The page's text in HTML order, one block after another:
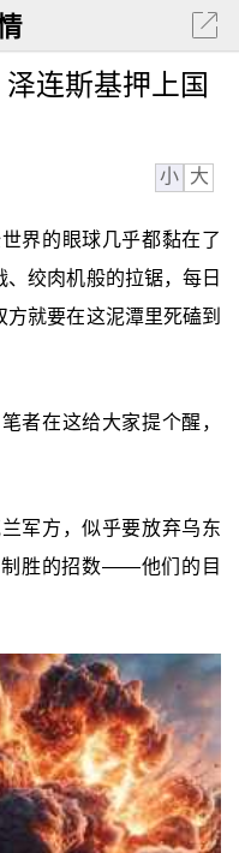
连斯基押上国
小 大
界的眼球几乎都黏在了
绞肉机般的拉锯，每日
就要在这泥潭里死磕到
者在这给大家提个醒，
军方，似乎要放弃乌东
制胜的招数——他们的目